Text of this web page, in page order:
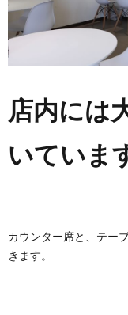
店内には
いていま
カウンター席と、テー
きます。